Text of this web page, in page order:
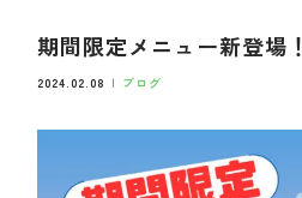
期間限定メニュー新登場！
2024.02.08 ブログ